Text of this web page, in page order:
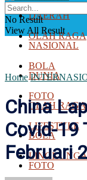
DUNIA
OLAH RAGA
BOLA
FOTO
LIFESTYLE
DAERAH
NASIONAL
DUNIA
OLAH RAGA
BOLA
FOTO
No Result
View All Result
Home
China
Covid-19
Februari